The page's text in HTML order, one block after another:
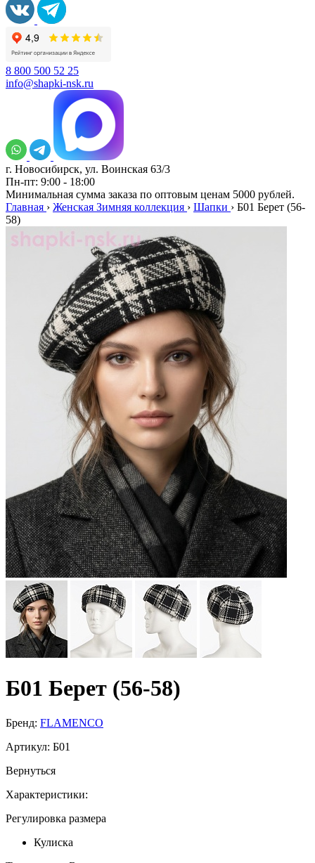
8 800 500 52 25
info@shapki-nsk.ru
г. Новосибирск, ул. Воинская 63/3
Пн-пт: 9:00 - 18:00
Минимальная сумма заказа по оптовым ценам 5000 рублей.
Главная › Женская Зимняя коллекция › Шапки › Б01 Берет (56-
58)
Б01 Берет (56-58)
Бренд: FLAMENCO
Артикул: Б01
Вернуться
Характеристики:
Регулировка размера
Кулиска